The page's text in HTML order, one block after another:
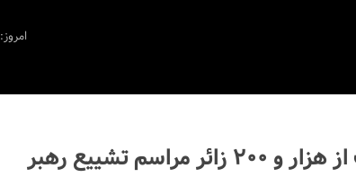
امروز:
میزبانی مدرسه علمیه عالی نواب از هزار و ۲۰۰ زائر مراسم تشییع رهبر